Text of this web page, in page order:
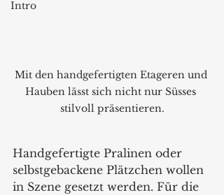
Intro
Mit den handgefertigten Etageren und
Hauben lässt sich nicht nur Süsses
stilvoll präsentieren.
Handgefertigte Pralinen oder
selbstgebackene Plätzchen wollen
in Szene gesetzt werden. Für die